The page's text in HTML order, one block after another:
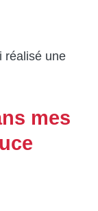
réalisé une
mes